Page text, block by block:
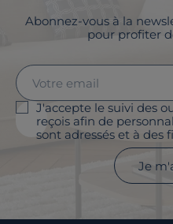
Abonnez-vous à la
pour profiter
J'accepte le suivi des
reçois afin de
sont adressés et à des
Je